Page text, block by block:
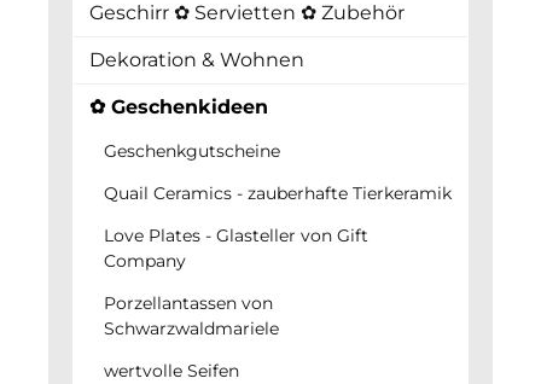
Geschirr ✿ Servietten ✿ Zubehör
Dekoration & Wohnen
✿ Geschenkideen
Geschenkgutscheine
Quail Ceramics - zauberhafte Tierkeramik
Love Plates - Glasteller von Gift
Company
Porzellantassen von
Schwarzwaldmariele
wertvolle Seifen